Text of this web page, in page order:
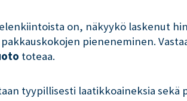
on, näkyykö laskenut
pieneneminen.
toteaa.
tyypillisesti laatikkoaineksia